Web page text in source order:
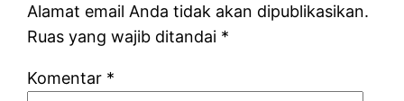
Alamat email Anda tidak akan dipublikasikan.
Ruas yang wajib ditandai *
Komentar *